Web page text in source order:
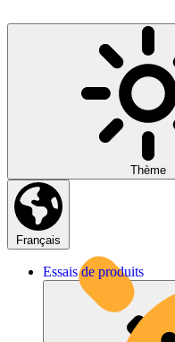
Thème
Français
Essais de produits